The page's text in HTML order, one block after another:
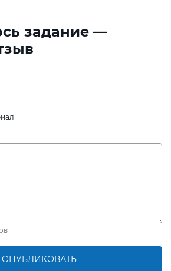
задание —
ОПУБЛИКОВАТЬ